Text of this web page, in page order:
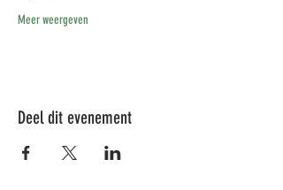
Meer weergeven
Deel dit evenement